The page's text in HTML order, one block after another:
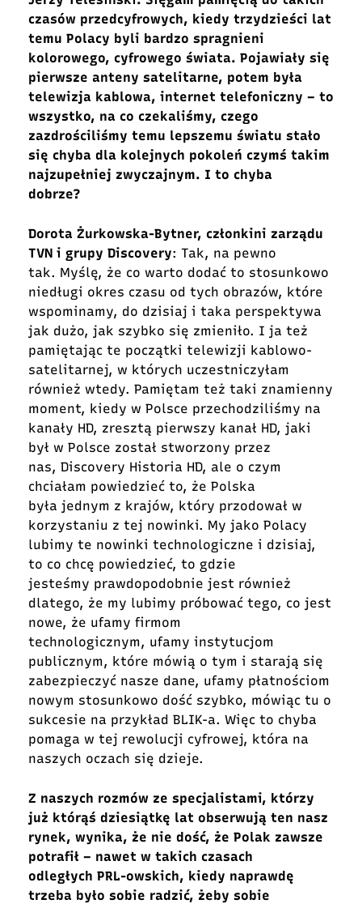
czasów przedcyfrowych, kiedy trzydzieści lat
temu Polacy byli bardzo spragnieni
kolorowego, cyfrowego świata. Pojawiały się
pierwsze anteny satelitarne, potem była
telewizja kablowa, internet telefoniczny – to
wszystko, na co czekaliśmy, czego
zazdrościliśmy temu lepszemu światu stało
się chyba dla kolejnych pokoleń czymś takim
najzupełniej zwyczajnym. I to chyba
dobrze?
Dorota Żurkowska-Bytner, członkini zarządu
TVN i grupy Discovery: Tak, na pewno
tak. Myślę, że co warto dodać to stosunkowo
niedługi okres czasu od tych obrazów, które
wspominamy, do dzisiaj i taka perspektywa
jak dużo, jak szybko się zmieniło. I ja też
pamiętając te początki telewizji kablowo-
satelitarnej, w których uczestniczyłam
również wtedy. Pamiętam też taki znamienny
moment, kiedy w Polsce przechodziliśmy na
kanały HD, zresztą pierwszy kanał HD, jaki
był w Polsce został stworzony przez
nas, Discovery Historia HD, ale o czym
chciałam powiedzieć to, że Polska
była jednym z krajów, który przodował w
korzystaniu z tej nowinki. My jako Polacy
lubimy te nowinki technologiczne i dzisiaj,
to co chcę powiedzieć, to gdzie
jesteśmy prawdopodobnie jest również
dlatego, że my lubimy próbować tego, co jest
nowe, że ufamy firmom
technologicznym, ufamy instytucjom
publicznym, które mówią o tym i starają się
zabezpieczyć nasze dane, ufamy płatnościom
nowym stosunkowo dość szybko, mówiąc tu o
sukcesie na przykład BLIK-a. Więc to chyba
pomaga w tej rewolucji cyfrowej, która na
naszych oczach się dzieje.
Z naszych rozmów ze specjalistami, którzy
już którąś dziesiątkę lat obserwują ten nasz
rynek, wynika, że nie dość, że Polak zawsze
potrafił – nawet w takich czasach
odległych PRL-owskich, kiedy naprawdę
trzeba było sobie radzić, żeby sobie